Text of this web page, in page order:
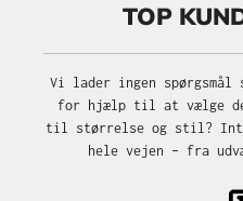
TOP
Vi lader ingen spørgsmål
for hjælp til at vælge
til størrelse og stil?
hele vejen – fra